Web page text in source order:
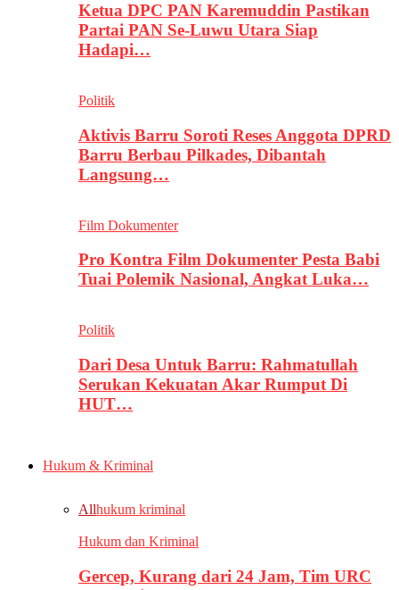
Ketua DPC PAN Karemuddin Pastikan
Partai PAN Se-Luwu Utara Siap
Hadapi…
Politik
Aktivis Barru Soroti Reses Anggota DPRD
Barru Berbau Pilkades, Dibantah
Langsung…
Film Dokumenter
Pro Kontra Film Dokumenter Pesta Babi
Tuai Polemik Nasional, Angkat Luka…
Politik
Dari Desa Untuk Barru: Rahmatullah
Serukan Kekuatan Akar Rumput Di
HUT…
Hukum & Kriminal
Allhukum kriminal
Hukum dan Kriminal
Gercep, Kurang dari 24 Jam, Tim URC